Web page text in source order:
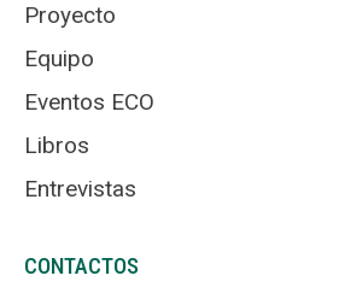
Proyecto
Equipo
Eventos ECO
Libros
Entrevistas
CONTACTOS